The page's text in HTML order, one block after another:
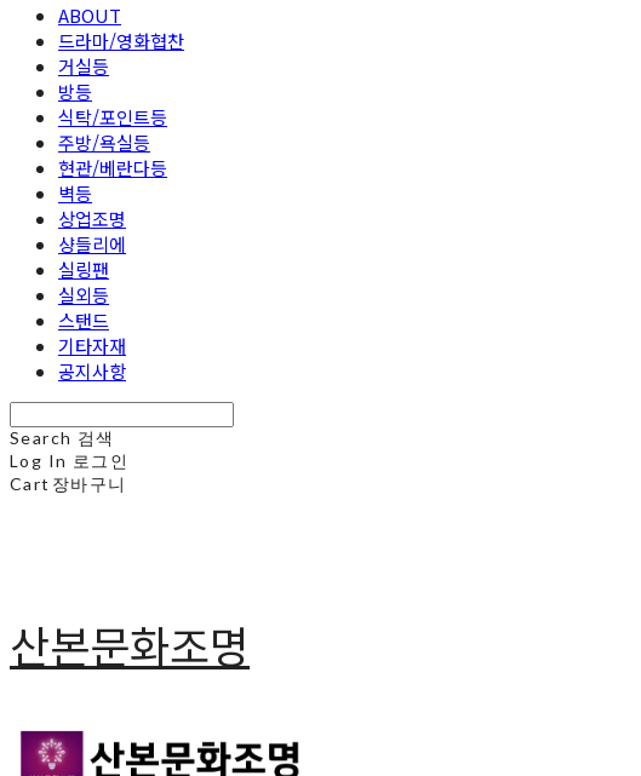
ABOUT
드라마/영화협찬
거실등
방등
식탁/포인트등
주방/욕실등
현관/베란다등
벽등
상업조명
샹들리에
실링팬
실외등
스탠드
기타자재
공지사항
Search 검색
Log In 로그인
Cart 장바구니
산본문화조명